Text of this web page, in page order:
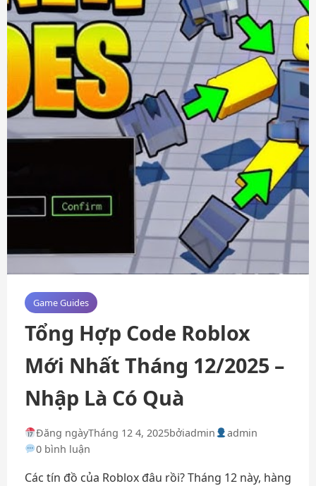
Game Guides
Tổng Hợp Code Roblox
Mới Nhất Tháng 12/2025 –
Nhập Là Có Quà
Đăng ngàyTháng 12 4, 2025bởiadmin
admin
0 bình luận
Các tín đồ của Roblox đâu rồi? Tháng 12 này, hàng